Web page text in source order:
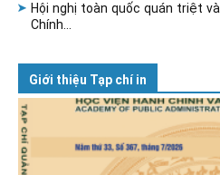
Hội nghị toàn quốc quán triệt
Chính...
Giới thiệu Tạp chí in